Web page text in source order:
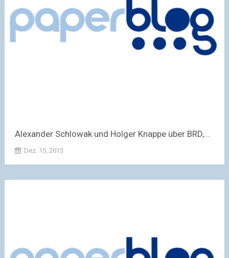
Alexander Schlowak und Holger Knappe über BRD,...
Dez. 15, 2013